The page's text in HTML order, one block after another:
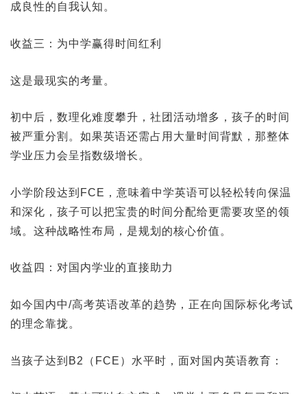
成良性的自我认知。
收益三：为中学赢得时间红利
这是最现实的考量。
初中后，数理化难度攀升，社团活动增多，孩子的时间
被严重分割。如果英语还需占用大量时间背默，那整体
学业压力会呈指数级增长。
小学阶段达到FCE，意味着中学英语可以轻松转向保温
和深化，孩子可以把宝贵的时间分配给更需要攻坚的领
域。这种战略性布局，是规划的核心价值。
收益四：对国内学业的直接助力
如今国内中/高考英语改革的趋势，正在向国际标化考试
的理念靠拢。
当孩子达到B2（FCE）水平时，面对国内英语教育：